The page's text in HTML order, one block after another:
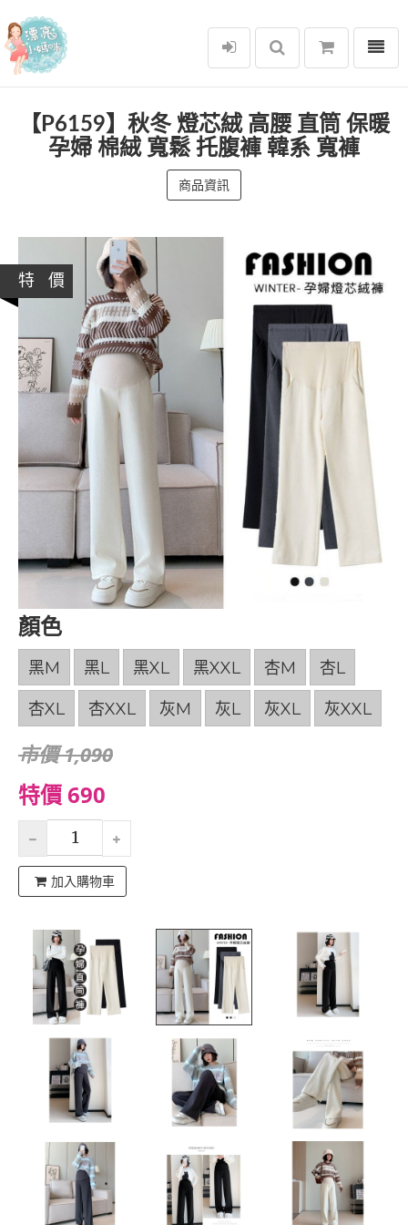
漂亮小媽咪
選單
【P6159】秋冬 燈芯絨 高腰 直筒 保暖
孕婦 棉絨 寬鬆 托腹褲 韓系 寬褲
商品資訊
特 價
顏色
黑M 黑L 黑XL 黑XXL 杏M 杏L
杏XL 杏XXL 灰M 灰L 灰XL 灰XXL
市價 1,090
特價 690
加入購物車